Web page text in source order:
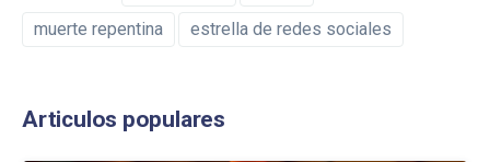
muerte repentina
estrella de redes sociales
Articulos populares